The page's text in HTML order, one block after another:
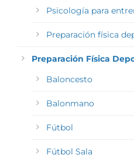
Psicología para
Preparación física
Preparación Física
Baloncesto
Balonmano
Fútbol
Fútbol Sala